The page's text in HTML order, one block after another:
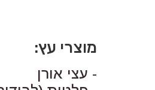
מוצרי עץ:
- עצי אורן